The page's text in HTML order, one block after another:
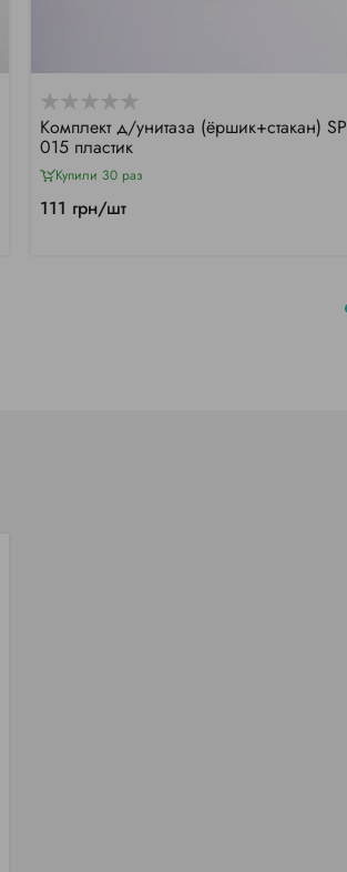
Комплект д/унитаза (ёршик+стакан) SР
015 пластик
Купили 30 раз
111 грн/шт